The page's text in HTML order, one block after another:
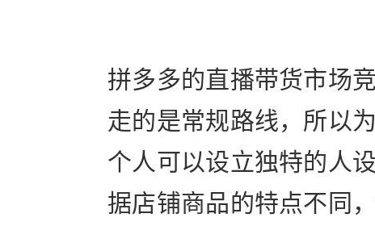
拼多多的直播带货市场
走的是常规路线，所以
个人可以设立独特的人
据店铺商品的特点不同